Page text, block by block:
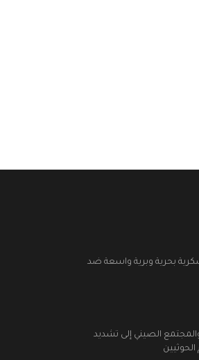
بحرية وبرية واسعة ضد
الصيني إلى تشديد